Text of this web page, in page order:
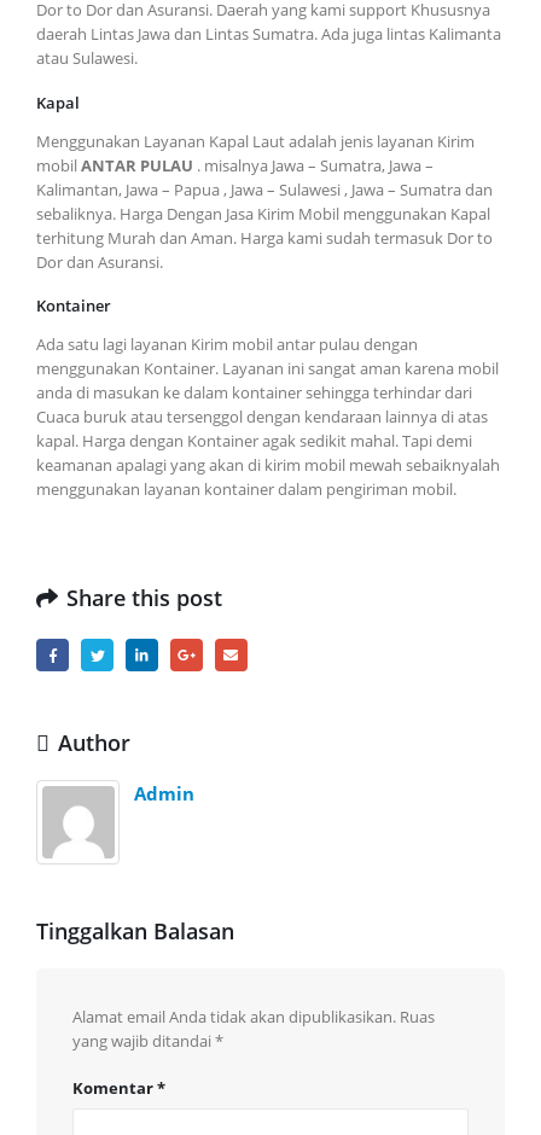
Dor to Dor dan Asuransi. Daerah yang kami support Khususnya
daerah Lintas Jawa dan Lintas Sumatra. Ada juga lintas Kalimanta
atau Sulawesi.
Kapal
Menggunakan Layanan Kapal Laut adalah jenis layanan Kirim
mobilANTAR PULAU . misalnya Jawa – Sumatra, Jawa –
Kalimantan, Jawa – Papua , Jawa – Sulawesi , Jawa – Sumatra dan
sebaliknya. Harga Dengan Jasa Kirim Mobil menggunakan Kapal
terhitung Murah dan Aman. Harga kami sudah termasuk Dor to
Dor dan Asuransi.
Kontainer
Ada satu lagi layanan Kirim mobil antar pulau dengan
menggunakan Kontainer. Layanan ini sangat aman karena mobil
anda di masukan ke dalam kontainer sehingga terhindar dari
Cuaca buruk atau tersenggol dengan kendaraan lainnya di atas
kapal. Harga dengan Kontainer agak sedikit mahal. Tapi demi
keamanan apalagi yang akan di kirim mobil mewah sebaiknyalah
menggunakan layanan kontainer dalam pengiriman mobil.
Share this post
Author
Admin
Tinggalkan Balasan
Alamat email Anda tidak akan dipublikasikan. Ruas
yang wajib ditandai *
Komentar*